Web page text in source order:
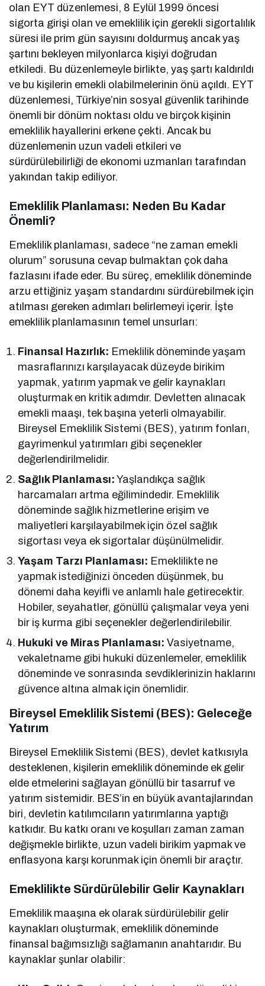
olan EYT düzenlemesi, 8 Eylül 1999 öncesi
sigorta girişi olan ve emeklilik için gerekli sigortalılık
süresi ile prim gün sayısını doldurmuş ancak yaş
şartını bekleyen milyonlarca kişiyi doğrudan
etkiledi. Bu düzenlemeyle birlikte, yaş şartı kaldırıldı
ve bu kişilerin emekli olabilmelerinin önü açıldı. EYT
düzenlemesi, Türkiye’nin sosyal güvenlik tarihinde
önemli bir dönüm noktası oldu ve birçok kişinin
emeklilik hayallerini erkene çekti. Ancak bu
düzenlemenin uzun vadeli etkileri ve
sürdürülebilirliği de ekonomi uzmanları tarafından
yakından takip ediliyor.
Emeklilik Planlaması: Neden Bu Kadar
Önemli?
Emeklilik planlaması, sadece “ne zaman emekli
olurum” sorusuna cevap bulmaktan çok daha
fazlasını ifade eder. Bu süreç, emeklilik döneminde
arzu ettiğiniz yaşam standardını sürdürebilmek için
atılması gereken adımları belirlemeyi içerir. İşte
emeklilik planlamasının temel unsurları:
Finansal Hazırlık: Emeklilik döneminde yaşam
masraflarınızı karşılayacak düzeyde birikim
yapmak, yatırım yapmak ve gelir kaynakları
oluşturmak en kritik adımdır. Devletten alınacak
emekli maaşı, tek başına yeterli olmayabilir.
Bireysel Emeklilik Sistemi (BES), yatırım fonları,
gayrimenkul yatırımları gibi seçenekler
değerlendirilmelidir.
Sağlık Planlaması: Yaşlandıkça sağlık
harcamaları artma eğilimindedir. Emeklilik
döneminde sağlık hizmetlerine erişim ve
maliyetleri karşılayabilmek için özel sağlık
sigortası veya ek sigortalar düşünülmelidir.
Yaşam Tarzı Planlaması: Emeklilikte ne
yapmak istediğinizi önceden düşünmek, bu
dönemi daha keyifli ve anlamlı hale getirecektir.
Hobiler, seyahatler, gönüllü çalışmalar veya yeni
bir iş kurma gibi seçenekler değerlendirilebilir.
Hukuki ve Miras Planlaması: Vasiyetname,
vekaletname gibi hukuki düzenlemeler, emeklilik
döneminde ve sonrasında sevdiklerinizin haklarını
güvence altına almak için önemlidir.
Bireysel Emeklilik Sistemi (BES): Geleceğe
Yatırım
Bireysel Emeklilik Sistemi (BES), devlet katkısıyla
desteklenen, kişilerin emeklilik döneminde ek gelir
elde etmelerini sağlayan gönüllü bir tasarruf ve
yatırım sistemidir. BES’in en büyük avantajlarından
biri, devletin katılımcıların yatırımlarına yaptığı
katkıdır. Bu katkı oranı ve koşulları zaman zaman
değişmekle birlikte, uzun vadeli birikim yapmak ve
enflasyona karşı korunmak için önemli bir araçtır.
Emeklilikte Sürdürülebilir Gelir Kaynakları
Emeklilik maaşına ek olarak sürdürülebilir gelir
kaynakları oluşturmak, emeklilik döneminde
finansal bağımsızlığı sağlamanın anahtarıdır. Bu
kaynaklar şunlar olabilir: